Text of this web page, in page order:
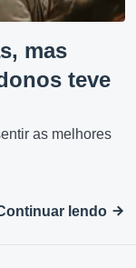
mas
teve
as melhores
lendo